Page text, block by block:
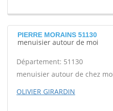
PIERRE MORAINS 51130
menuisier autour de moi
Département: 51130
menuisier autour de chez
OLIVIER GIRARDIN